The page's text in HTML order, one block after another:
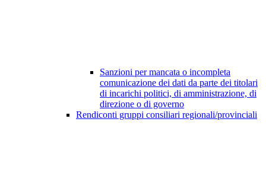
Sanzioni per mancata o incompleta
comunicazione dei dati da parte dei titolari
di incarichi politici, di amministrazione, di
direzione o di governo
Rendiconti gruppi consiliari regionali/provinciali